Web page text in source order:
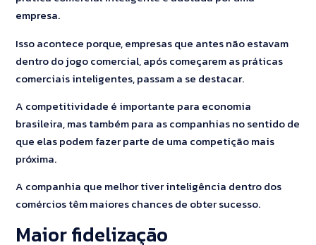
empresa.
Isso acontece porque, empresas que antes não estavam
dentro do jogo comercial, após começarem as práticas
comerciais inteligentes, passam a se destacar.
A competitividade é importante para economia
brasileira, mas também para as companhias no sentido de
que elas podem fazer parte de uma competição mais
próxima.
A companhia que melhor tiver inteligência dentro dos
comércios têm maiores chances de obter sucesso.
Maior fidelização